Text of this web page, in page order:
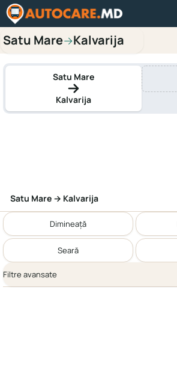
Satu Mare→Kalvarija
Satu Mare
Kalvarija
Satu Mare → Kalvarija
Dimineață
Seară
Filtre avansate